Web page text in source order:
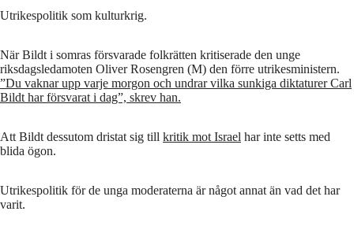
Utrikespolitik som kulturkrig.
När Bildt i somras försvarade folkrätten kritiserade den unge
riksdagsledamoten Oliver Rosengren (M) den förre utrikesministern.
”Du vaknar upp varje morgon och undrar vilka sunkiga diktaturer Carl
Bildt har försvarat i dag”, skrev han.
Att Bildt dessutom dristat sig till kritik mot Israel har inte setts med
blida ögon.
Utrikespolitik för de unga moderaterna är något annat än vad det har
varit.